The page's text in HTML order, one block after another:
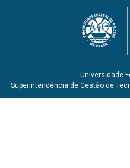
Universidade
Superintendência de Gestão de